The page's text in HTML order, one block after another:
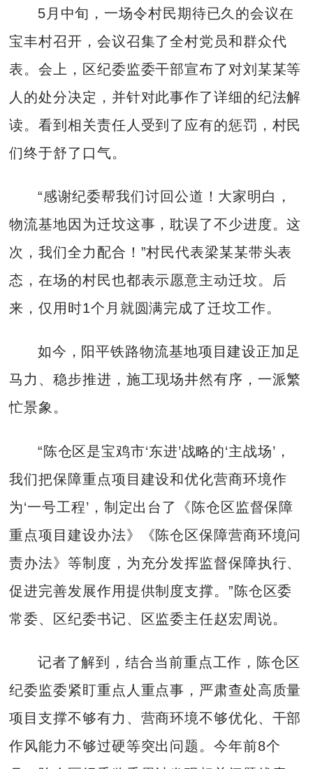
5月中旬，一场令村民期待已久的会议在
宝丰村召开，会议召集了全村党员和群众代
表。会上，区纪委监委干部宣布了对刘某某等
人的处分决定，并针对此事作了详细的纪法解
读。看到相关责任人受到了应有的惩罚，村民
们终于舒了口气。
“感谢纪委帮我们讨回公道！大家明白，
物流基地因为迁坟这事，耽误了不少进度。这
次，我们全力配合！”村民代表梁某某带头表
态，在场的村民也都表示愿意主动迁坟。后
来，仅用时1个月就圆满完成了迁坟工作。
如今，阳平铁路物流基地项目建设正加足
马力、稳步推进，施工现场井然有序，一派繁
忙景象。
“陈仓区是宝鸡市‘东进’战略的‘主战场’，
我们把保障重点项目建设和优化营商环境作
为‘一号工程’，制定出台了《陈仓区监督保障
重点项目建设办法》《陈仓区保障营商环境问
责办法》等制度，为充分发挥监督保障执行、
促进完善发展作用提供制度支撑。”陈仓区委
常委、区纪委书记、区监委主任赵宏周说。
记者了解到，结合当前重点工作，陈仓区
纪委监委紧盯重点人重点事，严肃查处高质量
项目支撑不够有力、营商环境不够优化、干部
作风能力不够过硬等突出问题。今年前8个